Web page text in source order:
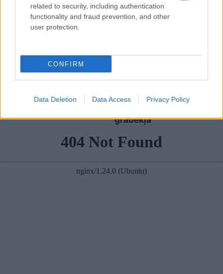
related to security, including authentication
functionality and fraud prevention, and other
user protection.
CONFIRM
Data Deletion Data Access Privacy Policy
Zelenskisgatavs
“sarežģītām sarunām”
ar Putinu; Slaidiņš
izšķirt
apmeklējuma klients
autovadītājus
grābekļa